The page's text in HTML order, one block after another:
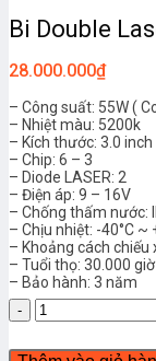
Bi Double
28.000.000₫
– Công suất: 55W (
– Nhiệt màu: 5200k
– Kích thước: 3.0 inch
– Chip: 6 – 3
– Diode LASER: 2
– Điện áp: 9 – 16V
– Chống thấm nước:
– Chịu nhiệt: -40°C ~
– Khoảng cách chiếu
– Tuổi thọ: 30.000 giờ
– Bảo hành: 3 năm
Bi
Double
Laser